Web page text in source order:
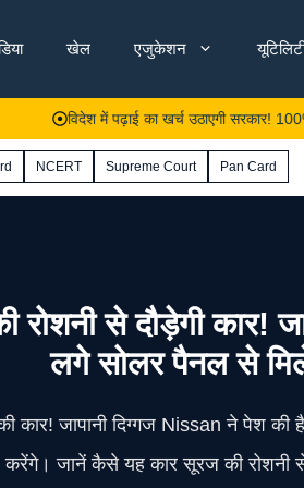
खेल एजुकेशन
विदेश में पढ़ाई का खर्च उठाएगी सरकार! 100% फीस
NCERT Supreme Court Pan Card
से दौड़ेगी कार!
लगे सोलर पैनल से
कार! जापानी दिग्गज Nissan ने पेश
करेंगे। जानें कैसे यह कार सूरज की रोशनी से